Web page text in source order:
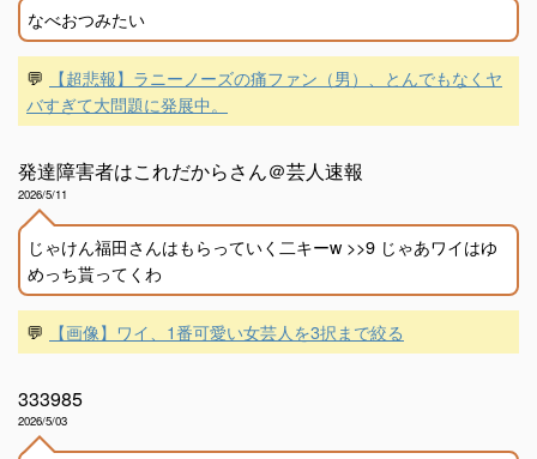
なべおつみたい
💬
【超悲報】ラニーノーズの痛ファン（男）、とんでもなくヤ
バすぎて大問題に発展中。
発達障害者はこれだからさん＠芸人速報
2026/5/11
じゃけん福田さんはもらっていく二キーw >>9 じゃあワイはゆ
めっち貰ってくわ
💬 【画像】ワイ、1番可愛い女芸人を3択まで絞る
333985
2026/5/03